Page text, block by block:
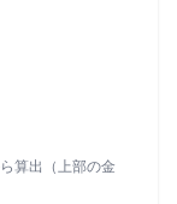
算出（上部の金